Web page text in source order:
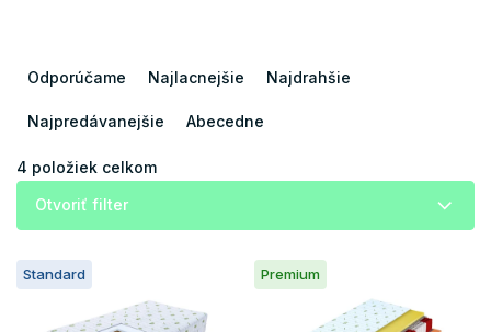
i
o
d
Odporúčame Najlacnejšie Najdrahšie
Najpredávanejšie Abecedne
4 položiek celkom
Otvoriť filter
V
ýStandard Premium